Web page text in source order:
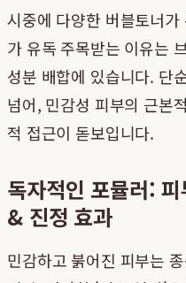
시중에 다양한 버블토너가
가 유독 주목받는 이유는
성분 배합에 있습니다. 단
넘어, 민감성 피부의 근본
적 접근이 돋보입니다.
독자적인 포뮬러:
& 진정 효과
민감하고 붉어진 피부는